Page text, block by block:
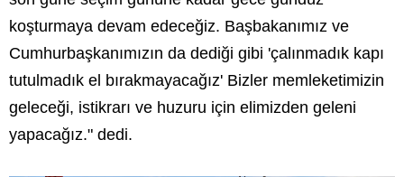
koşturmaya devam edeceğiz. Başbakanımız ve
Cumhurbaşkanımızın da dediği gibi 'çalınmadık kapı
tutulmadık el bırakmayacağız' Bizler memleketimizin
geleceği, istikrarı ve huzuru için elimizden geleni
yapacağız." dedi.